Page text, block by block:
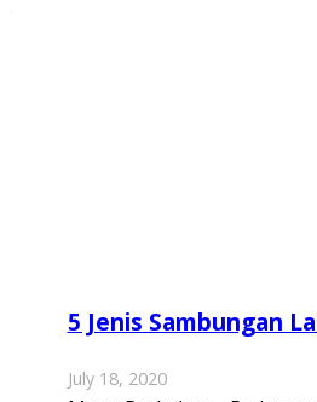
5 Jenis Sambungan
July 18, 2020